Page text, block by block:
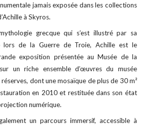
jamais exposée dans les collections
à Skyros.
grecque qui s’est illustré par sa
lors de la Guerre de Troie, Achille est le
exposition présentée au Musée de la
un riche ensemble d’œuvres du musée
dont une mosaïque de plus de 30 m²
en 2010 et restituée dans son état
numérique.
un parcours immersif, accessible à